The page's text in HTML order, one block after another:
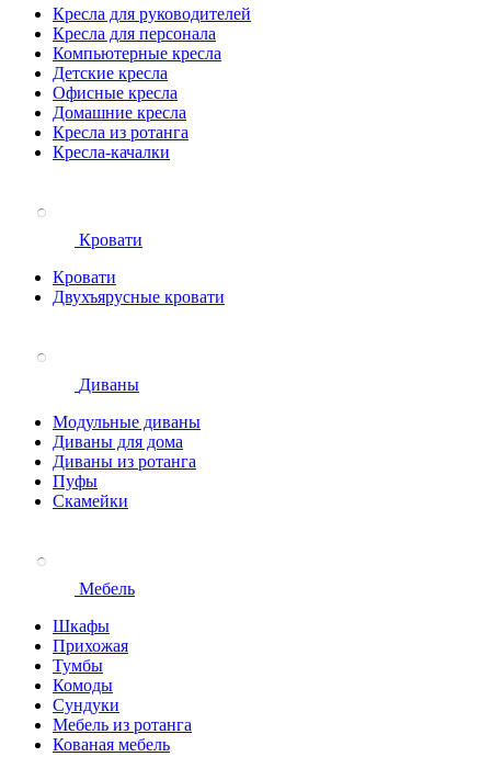
Кресла для руководителей
Кресла для персонала
Компьютерные кресла
Детские кресла
Офисные кресла
Домашние кресла
Кресла из ротанга
Кресла-качалки
Кровати
Кровати
Двухъярусные кровати
Диваны
Модульные диваны
Диваны для дома
Диваны из ротанга
Пуфы
Скамейки
Мебель
Шкафы
Прихожая
Тумбы
Комоды
Сундуки
Мебель из ротанга
Кованая мебель